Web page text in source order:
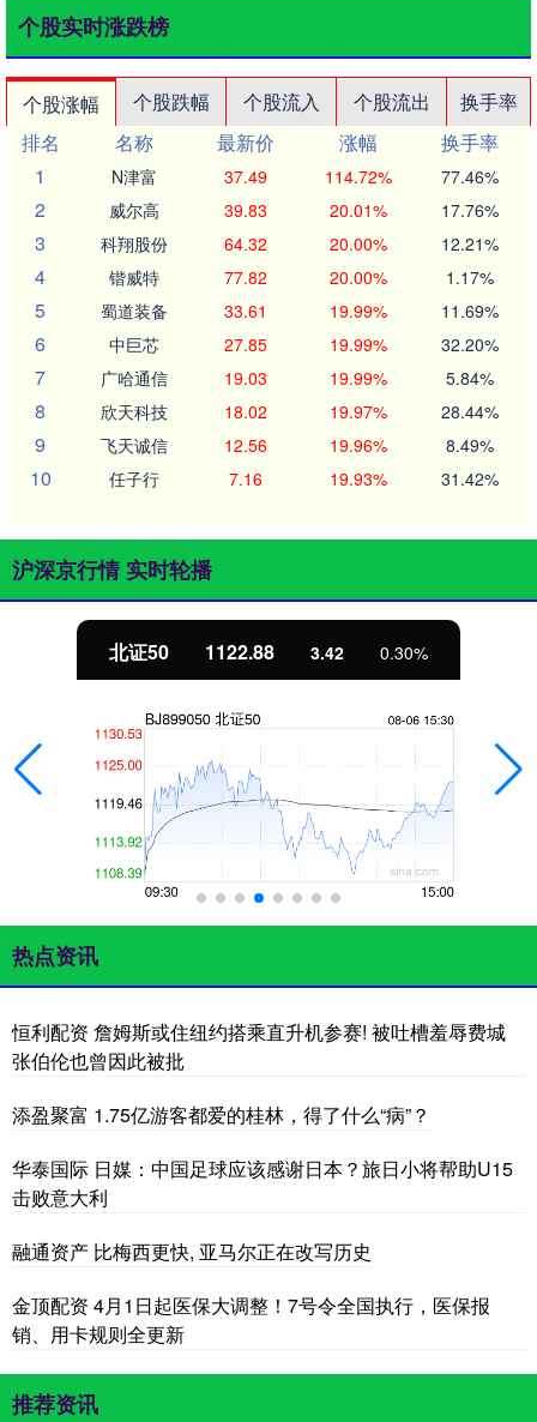
个股实时涨跌榜
个股涨幅 个股跌幅 个股流入 个股流出
换手率
排名
名称 最新价 涨幅
换手率
1
N津富 37.49 114.72% 77.46%
2 威尔高 39.83 20.01% 17.76%
3 科翔股份 64.32 20.00% 12.21%
4 锴威特 77.82 20.00% 1.17%
5 蜀道装备 33.61 19.99% 11.69%
6 中巨芯 27.85 19.99% 32.20%
7 广哈通信 19.03 19.99% 5.84%
8 欣天科技 18.02 19.97% 28.44%
9 飞天诚信 12.56 19.96% 8.49%
10 任子行 7.16 19.93% 31.42%
沪深京行情 实时轮播
北证50 1122.88 3.42 0.30%
热点资讯
恒利配资 詹姆斯或住纽约搭乘直升机参赛! 被吐槽羞辱费城
张伯伦也曾因此被批
添盈聚富 1.75亿游客都爱的桂林，得了什么“病”？
华泰国际 日媒：中国足球应该感谢日本？旅日小将帮助U15
击败意大利
融通资产 比梅西更快, 亚马尔正在改写历史
金顶配资 4月1日起医保大调整！7号令全国执行，医保报
销、用卡规则全更新
推荐资讯